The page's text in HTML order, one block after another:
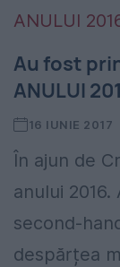
Au fost
ANULUI
16 IUNIE 2017
În ajun de
anului
second-
despărțea